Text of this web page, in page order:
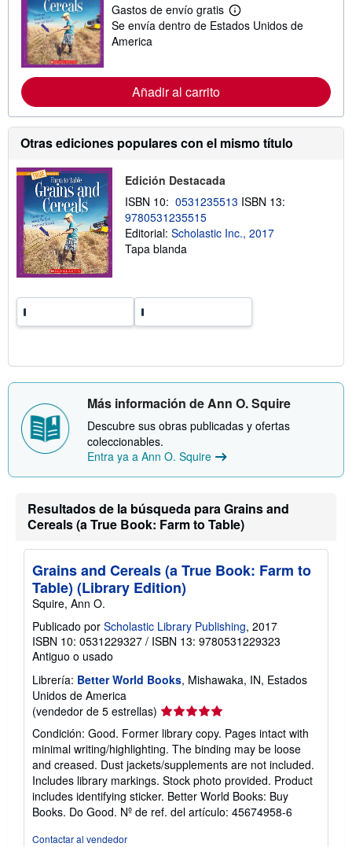
Gastos de envío gratis
M
á
m
a
i
b
l
r
e
e
v
o
Se envía dentro de Estados Unidos de
America
Añadir al carrito
Otras ediciones populares con el mismo título
Edición Destacada
ISBN 10: 0531235513 ISBN 13:
9780531235515
Editorial: Scholastic Inc., 2017
Tapa blanda
Más información de Ann O. Squire
Descubre sus obras publicadas y ofertas
coleccionables.
Entra ya a Ann O. Squire
Resultados de la búsqueda para Grains and
Cereals (a True Book: Farm to Table)
Grains and Cereals (a True Book: Farm to
Table) (Library Edition)
Squire, Ann O.
Publicado por Scholastic Library Publishing, 2017
ISBN 10: 0531229327 / ISBN 13: 9780531229323
Antiguo o usado
Librería: Better World Books, Mishawaka, IN, Estados
Unidos de America
(vendedor de 5 estrellas) Calificación
del
vendedor:
5
de
5
estrellas
Condición: Good. Former library copy. Pages intact with
minimal writing/highlighting. The binding may be loose
and creased. Dust jackets/supplements are not included.
Includes library markings. Stock photo provided. Product
includes identifying sticker. Better World Books: Buy
Books. Do Good. Nº de ref. del artículo: 45674958-6
Contactar al vendedor